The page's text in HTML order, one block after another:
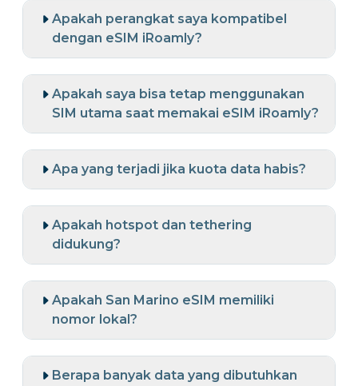
Apakah perangkat saya kompatibel
dengan eSIM iRoamly?
Apakah saya bisa tetap menggunakan
SIM utama saat memakai eSIM iRoamly?
Apa yang terjadi jika kuota data habis?
Apakah hotspot dan tethering
didukung?
Apakah San Marino eSIM memiliki
nomor lokal?
Berapa banyak data yang dibutuhkan